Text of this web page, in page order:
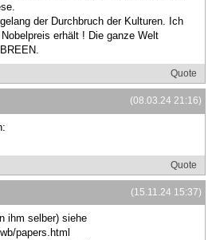
der Durchbruch der Kulturen. Ich
erhält ! Die ganze Welt
Quote
(08.03.24 21:16)
Quote
(15.11.24 15:37)
ihm selber) siehe
papers.html